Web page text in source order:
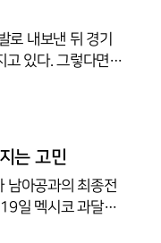
로 내보낸 뒤 경기
고 있다. 그렇다면
성을 높이는 것이
대 입장에서는 선
떨어진
는 고민
남아공과의 최종전
일 멕시코 과달라